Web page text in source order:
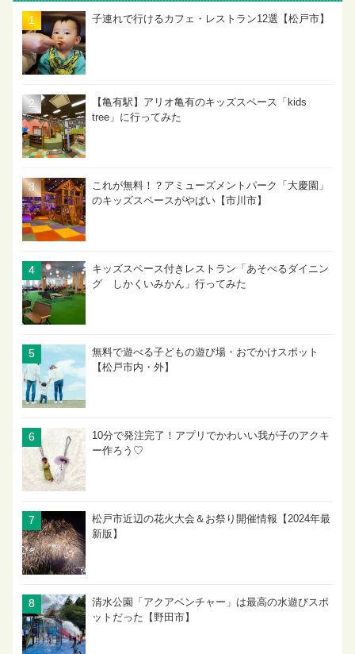
子連れで行けるカフェ・レストラン12選【松戸市】
【亀有駅】アリオ亀有のキッズスペース「kids
tree」に行ってみた
これが無料！？アミューズメントパーク「大慶園」
のキッズスペースがやばい【市川市】
キッズスペース付きレストラン「あそべるダイニン
グ しかくいみかん」行ってみた
無料で遊べる子どもの遊び場・おでかけスポット
【松戸市内・外】
10分で発注完了！アプリでかわいい我が子のアクキ
ー作ろう♡
松戸市近辺の花火大会＆お祭り開催情報【2024年最
新版】
清水公園「アクアベンチャー」は最高の水遊びスポ
ットだった【野田市】